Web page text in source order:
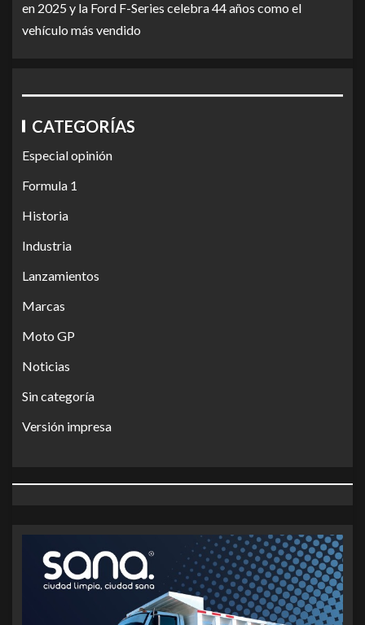
en 2025 y la Ford F-Series celebra 44 años como el
vehículo más vendido
CATEGORÍAS
Especial opinión
Formula 1
Historia
Industria
Lanzamientos
Marcas
Moto GP
Noticias
Sin categoría
Versión impresa